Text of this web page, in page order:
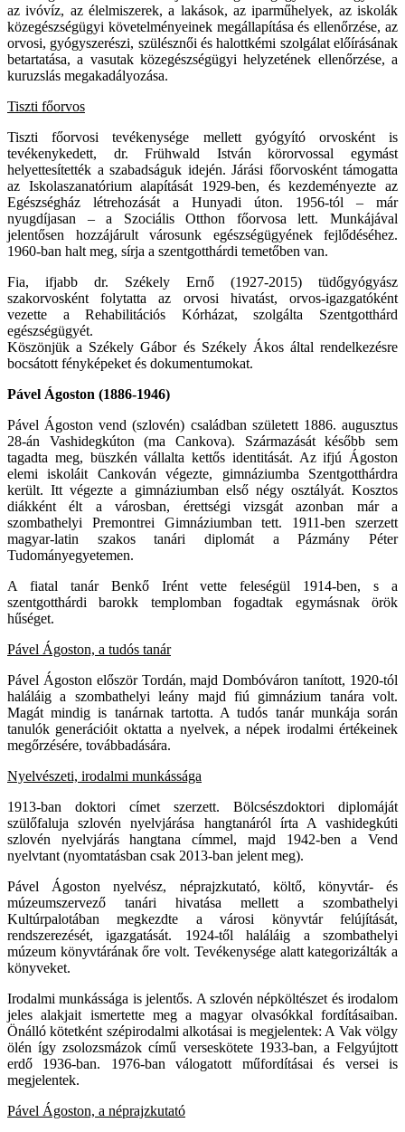
az ivóvíz, az élelmiszerek, a lakások, az iparműhelyek, az iskolák
közegészségügyi követelményeinek megállapítása és ellenőrzése, az
orvosi, gyógyszerészi, szülésznői és halottkémi szolgálat előírásának
betartatása, a vasutak közegészségügyi helyzetének ellenőrzése, a
kuruzslás megakadályozása.
Tiszti főorvos
Tiszti főorvosi tevékenysége mellett gyógyító orvosként is
tevékenykedett, dr. Frühwald István körorvossal egymást
helyettesítették a szabadságuk idején. Járási főorvosként támogatta
az Iskolaszanatórium alapítását 1929-ben, és kezdeményezte az
Egészségház létrehozását a Hunyadi úton. 1956-tól – már
nyugdíjasan – a Szociális Otthon főorvosa lett. Munkájával
jelentősen hozzájárult városunk egészségügyének fejlődéséhez.
1960-ban halt meg, sírja a szentgotthárdi temetőben van.
Fia, ifjabb dr. Székely Ernő (1927-2015) tüdőgyógyász
szakorvosként folytatta az orvosi hivatást, orvos-igazgatóként
vezette a Rehabilitációs Kórházat, szolgálta Szentgotthárd
egészségügyét.
Köszönjük a Székely Gábor és Székely Ákos által rendelkezésre
bocsátott fényképeket és dokumentumokat.
Pável Ágoston (1886-1946)
Pável Ágoston vend (szlovén) családban született 1886. augusztus
28-án Vashidegkúton (ma Cankova). Származását később sem
tagadta meg, büszkén vállalta kettős identitását. Az ifjú Ágoston
elemi iskoláit Cankován végezte, gimnáziumba Szentgotthárdra
került. Itt végezte a gimnáziumban első négy osztályát. Kosztos
diákként élt a városban, érettségi vizsgát azonban már a
szombathelyi Premontrei Gimnáziumban tett. 1911-ben szerzett
magyar-latin szakos tanári diplomát a Pázmány Péter
Tudományegyetemen.
A fiatal tanár Benkő Irént vette feleségül 1914-ben, s a
szentgotthárdi barokk templomban fogadtak egymásnak örök
hűséget.
Pável Ágoston, a tudós tanár
Pável Ágoston először Tordán, majd Dombóváron tanított, 1920-tól
haláláig a szombathelyi leány majd fiú gimnázium tanára volt.
Magát mindig is tanárnak tartotta. A tudós tanár munkája során
tanulók generációit oktatta a nyelvek, a népek irodalmi értékeinek
megőrzésére, továbbadására.
Nyelvészeti, irodalmi munkássága
1913-ban doktori címet szerzett. Bölcsészdoktori diplomáját
szülőfaluja szlovén nyelvjárása hangtanáról írta A vashidegkúti
szlovén nyelvjárás hangtana címmel, majd 1942-ben a Vend
nyelvtant (nyomtatásban csak 2013-ban jelent meg).
Pável Ágoston nyelvész, néprajzkutató, költő, könyvtár- és
múzeumszervező tanári hivatása mellett a szombathelyi
Kultúrpalotában megkezdte a városi könyvtár felújítását,
rendszerezését, igazgatását. 1924-től haláláig a szombathelyi
múzeum könyvtárának őre volt. Tevékenysége alatt kategorizálták a
könyveket.
Irodalmi munkássága is jelentős. A szlovén népköltészet és irodalom
jeles alakjait ismertette meg a magyar olvasókkal fordításaiban.
Önálló kötetként szépirodalmi alkotásai is megjelentek: A Vak völgy
ölén így zsolozsmázok című verseskötete 1933-ban, a Felgyújtott
erdő 1936-ban. 1976-ban válogatott műfordításai és versei is
megjelentek.
Pável Ágoston, a néprajzkutató